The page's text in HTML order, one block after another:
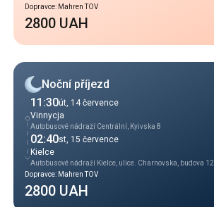
Dopravce: Mahren TOV
2800 UAH
Noční příjezd
11:30út, 14 července
Vinnycja
Autobusové nádraží Centrální, Kyivska 8
02:40st, 15 července
Kielce
Autobusové nádraží Kielce, ulice. Charnovska, budova 12
Dopravce: Mahren TOV
2800 UAH